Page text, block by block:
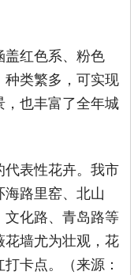
红色系、粉色
类繁多，可实现
也丰富了全年城
表性花卉。我市
路里窑、北山
化路、青岛路等
墙尤为壮观，花
卡点。（来源：